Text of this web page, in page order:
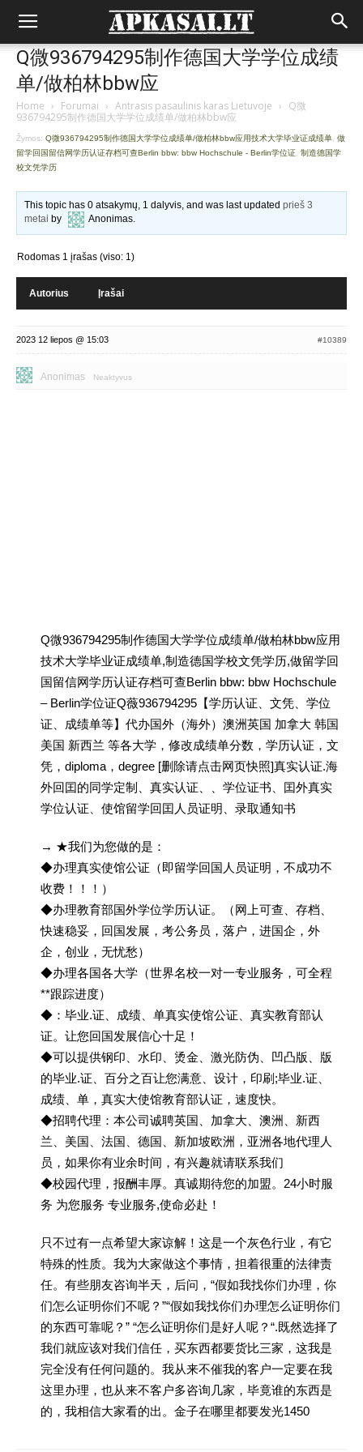
Q微936794295制作德国大学学位成绩
单/做柏林bbw应
Home › Forumai › Antrasis pasaulinis karas Lietuvoje › Q微
936794295制作德国大学学位成绩单/做柏林bbw应
Žymos: Q微936794295制作德国大学学位成绩单/做柏林bbw应用技术大学毕业证成绩单 做
留学回国留信网学历认证存档可查Berlin bbw: bbw Hochschule - Berlin学位证 制造德国学
校文凭学历
This topic has 0 atsakymų, 1 dalyvis, and was last updatedprieš 3
metai by Anonimas.
Rodomas 1 įrašas (viso: 1)
Autorius Įrašai
2023 12 liepos @ 15:03 #10389
Anonimas Neaktyvus
Q微936794295制作德国大学学位成绩单/做柏林bbw应用
技术大学毕业证成绩单,制造德国学校文凭学历,做留学回
国留信网学历认证存档可查Berlin bbw: bbw Hochschule
– Berlin学位证Q薇936794295【学历认证、文凭、学位
证、成绩单等】代办国外（海外）澳洲英国 加拿大 韩国
美国 新西兰 等各大学，修改成绩单分数，学历认证，文
凭，diploma，degree [删除请点击网页快照]真实认证.海
外回囯的同学定制、真实认证、、学位证书、囯外真实
学位认证、使馆留学回囯人员证明、录取通知书
→ ★我们为您做的是：
◆办理真实使馆公证（即留学回国人员证明，不成功不
收费！！！）
◆办理教育部国外学位学历认证。（网上可查、存档、
快速稳妥，回国发展，考公务员，落户，进国企，外
企，创业，无忧愁）
◆办理各国各大学（世界名校一对一专业服务，可全程
**跟踪进度）
◆：毕业.证、成绩、单真实使馆公证、真实教育部认
证。让您回国发展信心十足！
◆可以提供钢印、水印、烫金、激光防伪、凹凸版、版
的毕业.证、百分之百让您满意、设计，印刷;毕业.证、
成绩、单，真实大使馆教育部认证，速度快。
◆招聘代理：本公司诚聘英国、加拿大、澳洲、新西
兰、美国、法国、德国、新加坡欧洲，亚洲各地代理人
员，如果你有业余时间，有兴趣就请联系我们
◆校园代理，报酬丰厚。真诚期待您的加盟。24小时服
务 为您服务 专业服务,使命必赴！
只不过有一点希望大家谅解！这是一个灰色行业，有它
特殊的性质。我为大家做这个事情，担着很重的法律责
任。有些朋友咨询半天，后问，“假如我找你们办理，你
们怎么证明你们不呢？”“假如我找你们办理怎么证明你们
的东西可靠呢？” “怎么证明你们是好人呢？“.既然选择了
我们就应该对我们信任，买东西都要货比三家，这我是
完全没有任何问题的。我从来不催我的客户一定要在我
这里办理，也从来不客户多咨询几家，毕竟谁的东西是
的，我相信大家看的出。金子在哪里都要发光1450